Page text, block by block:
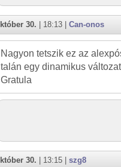
30. | 18:13 | Can-onos
Nagyon tetszik ez az
talán egy dinamikus
Gratula
30. | 13:15 | szg8